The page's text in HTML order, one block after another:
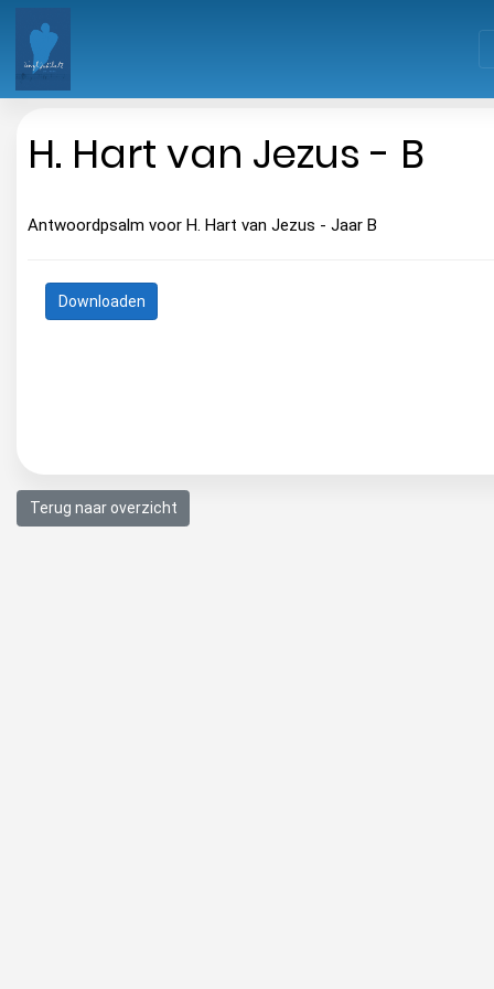
H. Hart van Jezus - B
Antwoordpsalm voor H. Hart van Jezus - Jaar B
Downloaden
Terug naar overzicht